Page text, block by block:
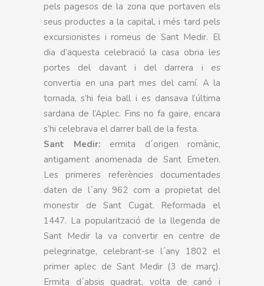
pels pagesos de la zona que portaven els
seus productes a la capital, i més tard pels
excursionistes i romeus de Sant Medir. El
dia d’aquesta celebració la casa obria les
portes del davant i del darrera i es
convertia en una part mes del camí. A la
tornada, s’hi feia ball i es dansava l’última
sardana de l’Aplec. Fins no fa gaire, encara
s’hi celebrava el darrer ball de la festa.
Sant Medir: ermita d´origen romànic,
antigament anomenada de Sant Emeteri.
Les primeres referències documentades
daten de l´any 962 com a propietat del
monestir de Sant Cugat. Reformada el
1447. La popularització de la llegenda de
Sant Medir la va convertir en centre de
pelegrinatge, celebrant-se l´any 1802 el
primer aplec de Sant Medir (3 de març).
Ermita d´absis quadrat, volta de canó i